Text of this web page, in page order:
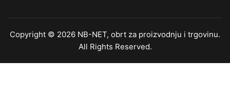
Copyright © 2026 NB-NET, obrt za proizvodnju i trgovinu.
All Rights Reserved.